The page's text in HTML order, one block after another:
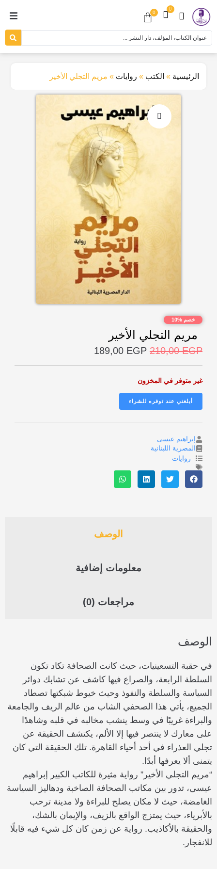
0
0
الرئيسية » الكتب » روايات » مريم التجلي الأخير
خصم %10
مريم التجلي الأخير
210,00EGP
189,00 EGP
غير متوفر في المخزون
إبراهيم عيسى
المصرية اللبنانية
روايات
الوصف
معلومات إضافية
مراجعات (0)
الوصف
في حقبة التسعينيات، حيث كانت الصحافة تكاد تكون
السلطة الرابعة، والصراع فيها كاشف عن تشابك دوائر
السياسة والسلطة والنفوذ وحيث خيوط شبكتها تصطاد
الجميع، يأتي هذا الصحفي الشاب من عالم الريف والجامعة
والبراءة غريبًا في وسط ينشب مخالبه في قلبه وشاهدًا
على معارك لا ينتصر فيها إلا الألم، يكتشف الحقيقة عن
تجلي العذراء في أحد أحياء القاهرة. تلك الحقيقة التي كان
يتمنى ألا يعرفها أبدًا.
“مريم التجلي الأخير” رواية مثيرة للكاتب الكبير إبراهيم
عيسى، تدور بين مكاتب الصحافة الصاخبة ودهاليز السياسة
الغامضة، حيث لا مكان يصلح للبراءة ولا مدينة ترحب
بالأبرياء، حيث يمتزج الواقع بالزيف، والإيمان بالشك،
والحقيقة بالأكاذيب. رواية عن زمن كان كل شيء فيه قابلًا
للانفجار.